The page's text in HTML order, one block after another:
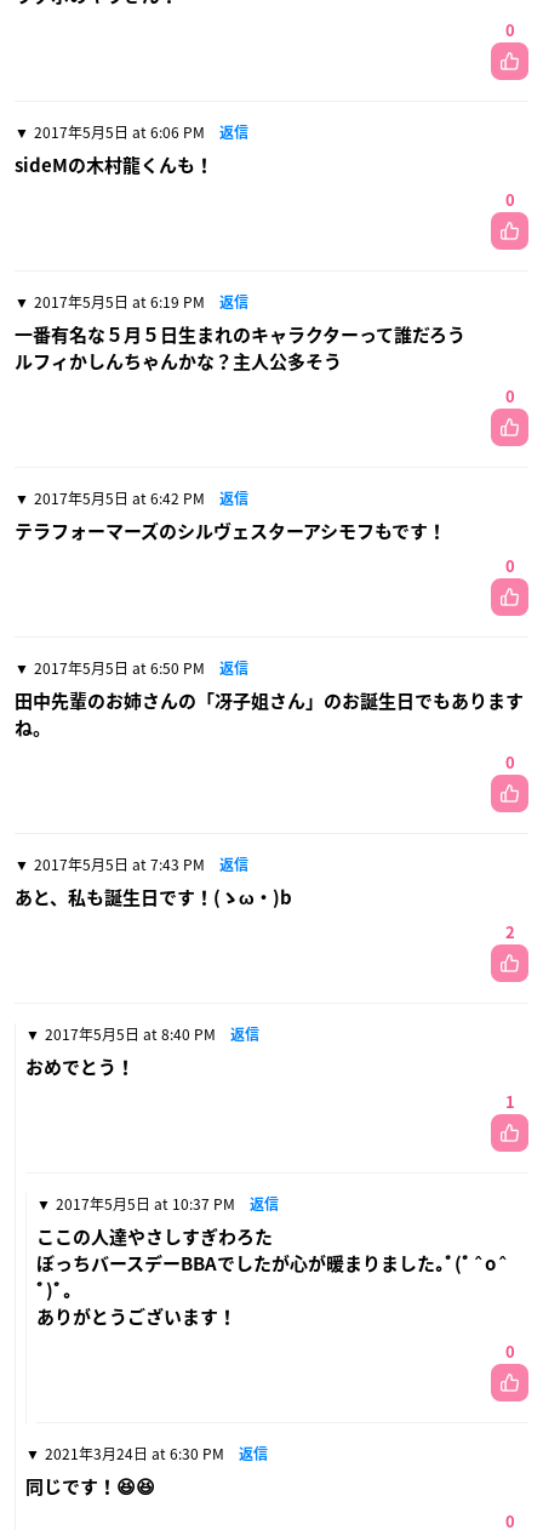
0
2017年5月5日 at 6:06 PM 返信
sideMの木村龍くんも！
0
2017年5月5日 at 6:19 PM 返信
一番有名な５月５日生まれのキャラクターって誰だろう
ルフィかしんちゃんかな？主人公多そう
0
2017年5月5日 at 6:42 PM 返信
テラフォーマーズのシルヴェスターアシモフもです！
0
2017年5月5日 at 6:50 PM 返信
田中先輩のお姉さんの「冴子姐さん」のお誕生日でもあります
ね。
0
2017年5月5日 at 7:43 PM 返信
あと、私も誕生日です！(ゝω・)b
2
2017年5月5日 at 8:40 PM 返信
おめでとう！
1
2017年5月5日 at 10:37 PM 返信
ここの人達やさしすぎわろた
ぼっちバースデーBBAでしたが心が暖まりました｡ﾟ(ﾟ ˆ o ˆ
ﾟ)ﾟ｡
ありがとうございます！
0
2021年3月24日 at 6:30 PM 返信
同じです！😆😆
0